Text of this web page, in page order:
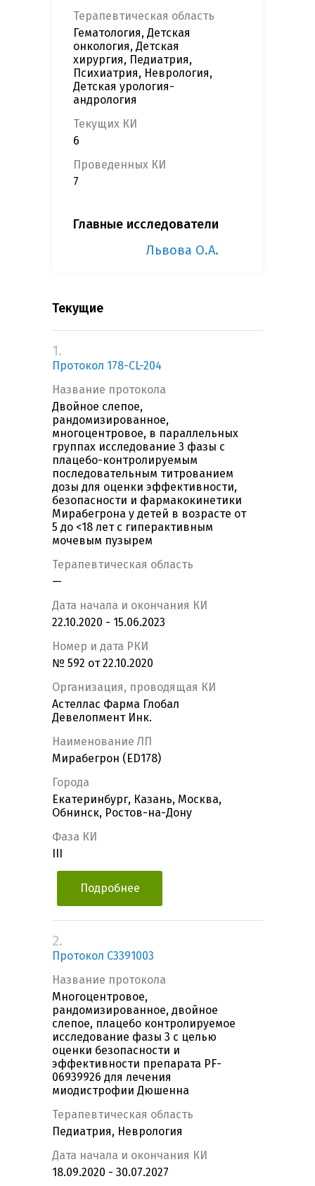
Терапевтическая область
Гематология, Детская
онкология, Детская
хирургия, Педиатрия,
Психиатрия, Неврология,
Детская урология-
андрология
Текущих КИ
6
Проведенных КИ
7
Главные исследователи
Львова О.А.
Текущие
1.
Протокол 178-CL-204
Название протокола
Двойное слепое,
рандомизированное,
многоцентровое, в параллельных
группах исследование 3 фазы с
плацебо-контролируемым
последовательным титрованием
дозы для оценки эффективности,
безопасности и фармакокинетики
Мирабегрона у детей в возрасте от
5 до <18 лет с гиперактивным
мочевым пузырем
Терапевтическая область
—
Дата начала и окончания КИ
22.10.2020 - 15.06.2023
Номер и дата РКИ
№ 592 от 22.10.2020
Организация, проводящая КИ
Астеллас Фарма Глобал
Девелопмент Инк.
Наименование ЛП
Мирабегрон (ED178)
Города
Екатеринбург, Казань, Москва,
Обнинск, Ростов-на-Дону
Фаза КИ
Подробнее
2.
Протокол C3391003
Название протокола
Многоцентровое,
рандомизированное, двойное
слепое, плацебо контролируемое
исследование фазы 3 с целью
оценки безопасности и
эффективности препарата PF-
06939926 для лечения
миодистрофии Дюшенна
Терапевтическая область
Педиатрия, Неврология
Дата начала и окончания КИ
18.09.2020 - 30.07.2027